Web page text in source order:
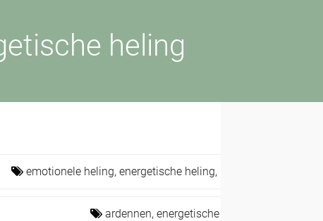
heling
emotionele heling, energetische heling,
ardennen, energetische heling,